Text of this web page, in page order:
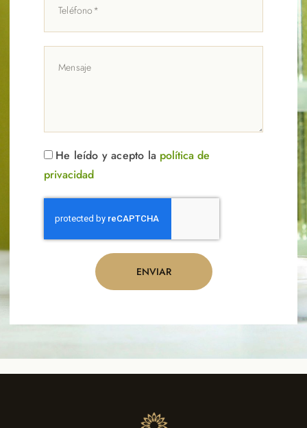
He leído y acepto la política de
privacidad
ENVIAR